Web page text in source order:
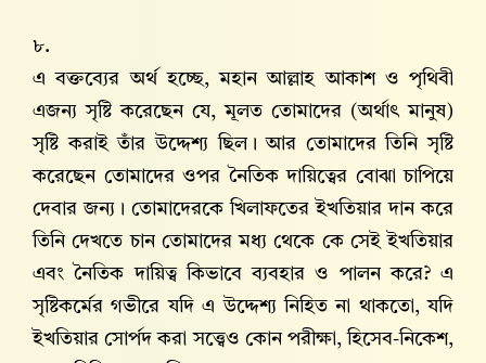
৮.
এ বক্তব্যের অর্থ হচ্ছে, মহান আল্লাহ আকাশ ও পৃথিবী
এজন্য সৃষ্টি করেছেন যে, মূলত তোমাদের (অর্থাৎ মানুষ)
সৃষ্টি করাই তাঁর উদ্দেশ্য ছিল। আর তোমাদের তিনি সৃষ্টি
করেছেন তোমাদের ওপর নৈতিক দায়িত্বের বোঝা চাপিয়ে
দেবার জন্য। তোমাদেরকে খিলাফতের ইখতিয়ার দান করে
তিনি দেখতে চান তোমাদের মধ্য থেকে কে সেই ইখতিয়ার
এবং নৈতিক দায়িত্ব কিভাবে ব্যবহার ও পালন করে? এ
সৃষ্টিকর্মের গভীরে যদি এ উদ্দেশ্য নিহিত না থাকতো, যদি
ইখতিয়ার সোর্পদ করা সত্ত্বেও কোন পরীক্ষা, হিসেব-নিকেশ,